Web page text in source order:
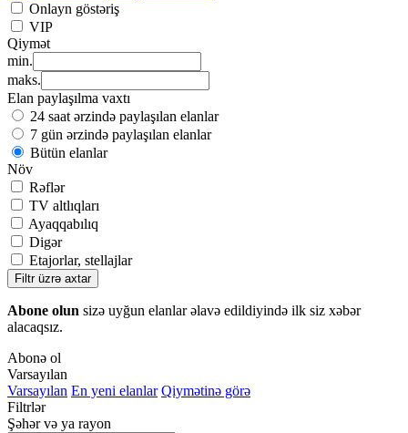
Onlayn göstəriş
VIP
Qiymət
min.
maks.
Elan paylaşılma vaxtı
24 saat ərzində paylaşılan elanlar
7 gün ərzində paylaşılan elanlar
Bütün elanlar
Növ
Rəflər
TV altlıqları
Ayaqqabılıq
Digər
Etajorlar, stellajlar
Filtr üzrə axtar
Abone olun sizə uyğun elanlar əlavə edildiyində ilk siz xəbər
alacaqsız.
Abonə ol
Varsayılan
Varsayılan En yeni elanlar Qiymətinə görə
Filtrlər
Şəhər və ya rayon